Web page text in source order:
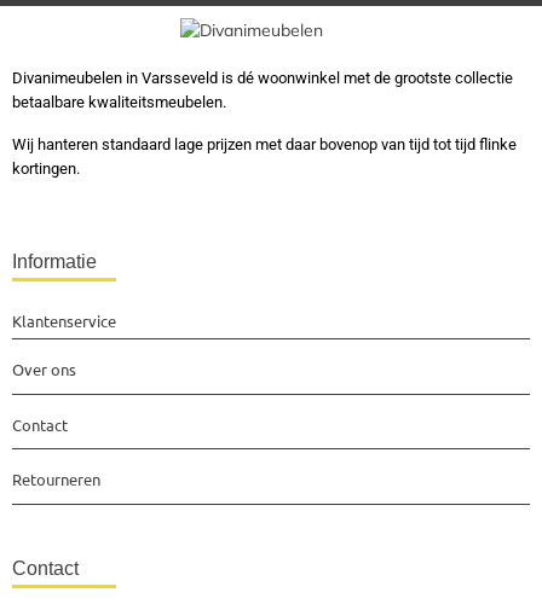
Divanimeubelen in Varsseveld is dé woonwinkel met de grootste collectie
betaalbare kwaliteitsmeubelen.
Wij hanteren standaard lage prijzen met daar bovenop van tijd tot tijd flinke
kortingen.
Informatie
Klantenservice
Over ons
Contact
Retourneren
Contact